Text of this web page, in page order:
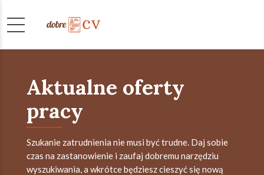
Aktualne oferty
pracy
Szukanie zatrudnienia nie musi być trudne. Daj sobie
czas na zastanowienie i zaufaj dobremu narzędziu
wyszukiwania, a wkrótce będziesz cieszyć się nową